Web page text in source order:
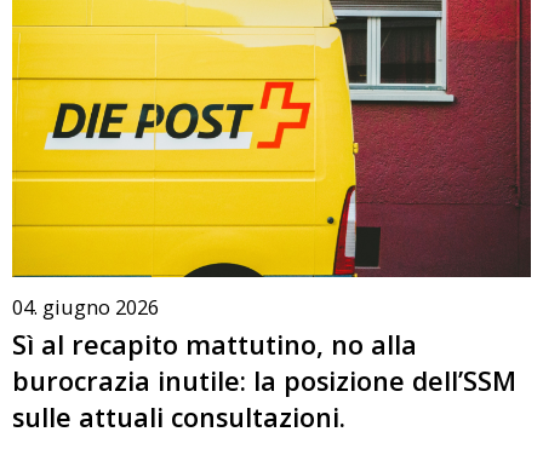
04. giugno 2026
Sì al recapito mattutino, no alla
burocrazia inutile: la posizione dell’SSM
sulle attuali consultazioni.